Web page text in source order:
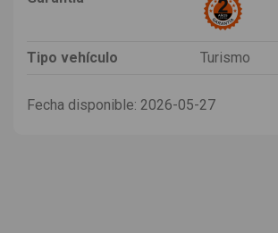
Tipo vehículo Turismo
Fecha disponible: 2026-05-27